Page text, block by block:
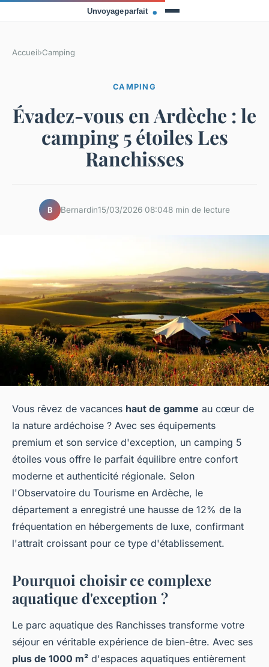
Accueil›Camping
CAMPING
Évadez-vous en Ardèche : le
camping 5 étoiles Les
Ranchisses
B Bernardin15/03/2026 08:048 min de lecture
Vous rêvez de vacances haut de gamme au cœur de
la nature ardéchoise ? Avec ses équipements
premium et son service d'exception, un camping 5
étoiles vous offre le parfait équilibre entre confort
moderne et authenticité régionale. Selon
l'Observatoire du Tourisme en Ardèche, le
département a enregistré une hausse de 12% de la
fréquentation en hébergements de luxe, confirmant
l'attrait croissant pour ce type d'établissement.
Pourquoi choisir ce complexe
aquatique d'exception ?
Le parc aquatique des Ranchisses transforme votre
séjour en véritable expérience de bien-être. Avec ses
plus de 1000 m² d'espaces aquatiques entièrement